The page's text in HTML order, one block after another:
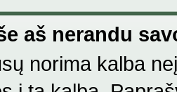
aš nerandu
norima kalba